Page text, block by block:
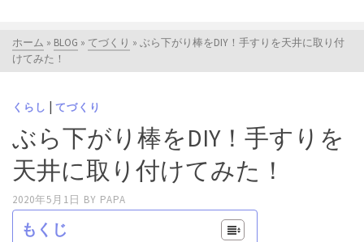
ホーム » BLOG » てづくり » ぶら下がり棒をDIY！手すりを天井に取り付
けてみた！
くらし | てづくり
ぶら下がり棒をDIY！手すりを
天井に取り付けてみた！
2020年5月1日 BY PAPA
もくじ